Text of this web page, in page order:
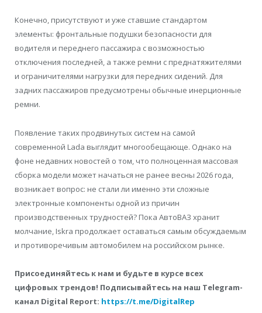
Конечно, присутствуют и уже ставшие стандартом
элементы: фронтальные подушки безопасности для
водителя и переднего пассажира с возможностью
отключения последней, а также ремни с преднатяжителями
и ограничителями нагрузки для передних сидений. Для
задних пассажиров предусмотрены обычные инерционные
ремни.
Появление таких продвинутых систем на самой
современной Lada выглядит многообещающе. Однако на
фоне недавних новостей о том, что полноценная массовая
сборка модели может начаться не ранее весны 2026 года,
возникает вопрос: не стали ли именно эти сложные
электронные компоненты одной из причин
производственных трудностей? Пока АвтоВАЗ хранит
молчание, Iskra продолжает оставаться самым обсуждаемым
и противоречивым автомобилем на российском рынке.
Присоединяйтесь к нам и будьте в курсе всех
цифровых трендов! Подписывайтесь на наш Telegram-
канал Digital Report: https://t.me/DigitalRep